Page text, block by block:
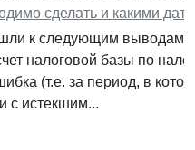
сделать и какими
к следующим выводам:
налоговой базы по
(т.е. за период, в
с истекшим...